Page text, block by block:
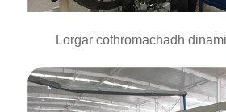
Lorgar cothromachadh